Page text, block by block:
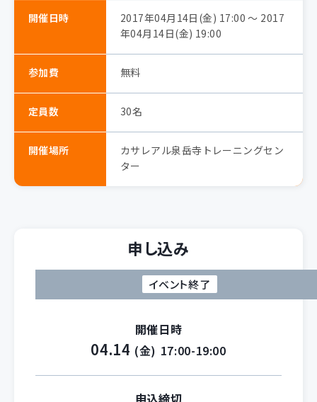
開催日時
2017年04月14日(金) 17:00 〜 2017
年04月14日(金) 19:00
参加費 無料
定員数 30名
開催場所
カサレアル泉岳寺トレーニングセン
ター
申し込み
イベント終了
開催日時
04.14 (金) 17:00-19:00